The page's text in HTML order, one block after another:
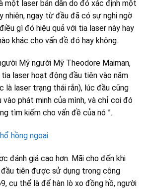
một laser bán dẫn do đó xác định một
nhiên, ngay từ đầu đã có sự nghi ngờ
gì đó hiệu quả với tia laser này hay
khác cho vấn đề đó hay không.
Mỹ người Mỹ Theodore Maiman,
laser hoạt động đầu tiên vào năm
là laser trạng thái rắn), lúc đầu cũng
vào phát minh của mình, và chỉ coi đó
tìm kiếm cho vấn đề của nó ”.
hồng ngoại
đánh giá cao hơn. Mãi cho đến khi
tiên được sử dụng trong công
cụ thể là để hàn lò xo đồng hồ, người